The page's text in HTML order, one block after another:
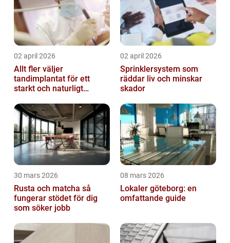
02 april 2026
Allt fler väljer
tandimplantat för ett
starkt och naturligt
02 april 2026
Sprinklersystem som
räddar liv och minskar
skador
30 mars 2026
Rusta och matcha så
fungerar stödet för dig
som söker jobb
08 mars 2026
Lokaler göteborg: en
omfattande guide